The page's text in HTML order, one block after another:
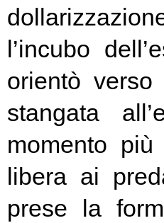
l’incubo
orientò
stangata
momento
libera ai
prese la